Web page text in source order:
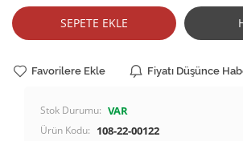
SEPETE EKLE
Favorilere Ekle Fiyatı Düşünce
Stok Durumu: VAR
Ürün Kodu: 108-22-00122